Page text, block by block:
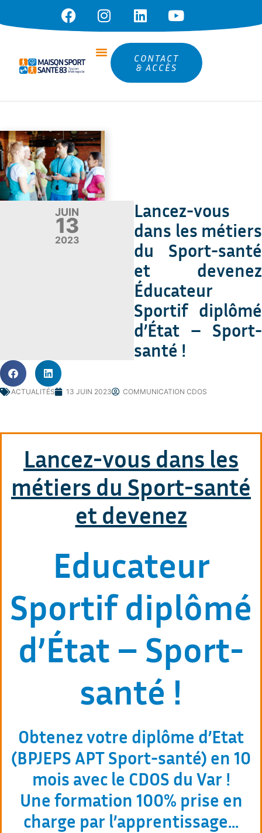
CONTACT
& ACCÈS
JUIN
13
2023
Lancez-vous
dans les métiers
du Sport-santé
et devenez
Éducateur
Sportif diplômé
d’État – Sport-
santé !
ACTUALITÉS 13 JUIN 2023 COMMUNICATION CDOS
Lancez-vous dans les
métiers du Sport-santé
et devenez
Educateur
Sportif diplômé
d’État – Sport-
santé !
Obtenez votre diplôme d’Etat
(BPJEPS APT Sport-santé) en 10
mois avec le CDOS du Var !
Une formation 100% prise en
charge par l’apprentissage…